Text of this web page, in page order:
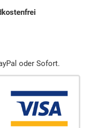
oder Sofort.